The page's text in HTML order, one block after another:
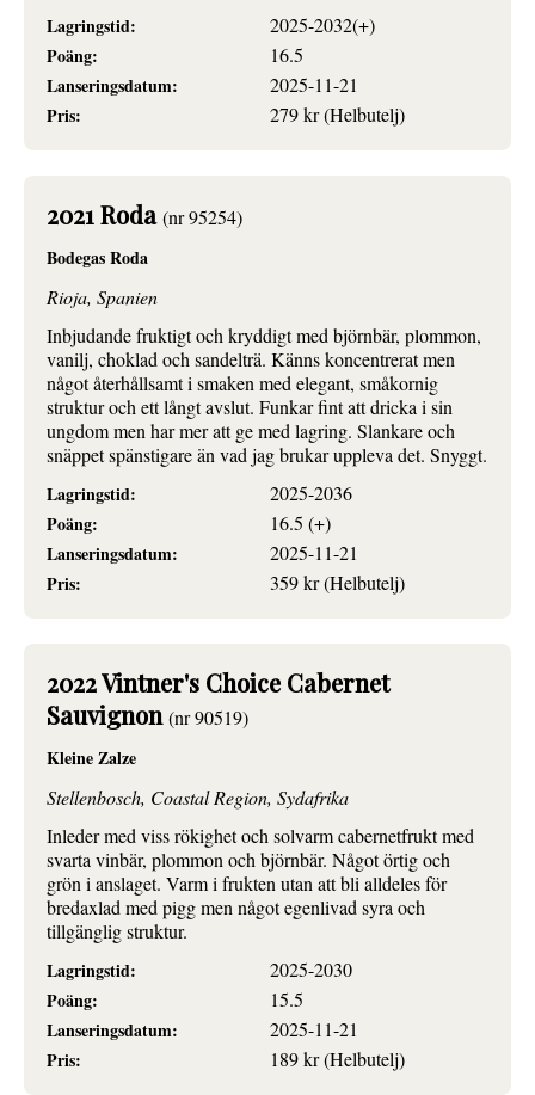
Lagringstid:
2025-2032(+)
Poäng:
16.5
Lanseringsdatum:
2025-11-21
Pris:
279 kr (Helbutelj)
2021 Roda(nr 95254)
Bodegas Roda
Rioja, Spanien
Inbjudande fruktigt och kryddigt med björnbär, plommon,
vanilj, choklad och sandelträ. Känns koncentrerat men
något återhållsamt i smaken med elegant, småkornig
struktur och ett långt avslut. Funkar fint att dricka i sin
ungdom men har mer att ge med lagring. Slankare och
snäppet spänstigare än vad jag brukar uppleva det. Snyggt.
Lagringstid:
2025-2036
Poäng:
16.5 (+)
Lanseringsdatum:
2025-11-21
Pris:
359 kr (Helbutelj)
2022 Vintner's Choice Cabernet
Sauvignon(nr 90519)
Kleine Zalze
Stellenbosch, Coastal Region, Sydafrika
Inleder med viss rökighet och solvarm cabernetfrukt med
svarta vinbär, plommon och björnbär. Något örtig och
grön i anslaget. Varm i frukten utan att bli alldeles för
bredaxlad med pigg men något egenlivad syra och
tillgänglig struktur.
Lagringstid:
2025-2030
Poäng:
15.5
Lanseringsdatum:
2025-11-21
Pris:
189 kr (Helbutelj)